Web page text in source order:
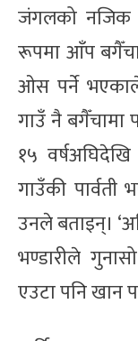
जंगलको नजिक
रूपमा आँप
ओस पर्ने
गाउँ नै
१५
गाउँकी
उनले बताइन्।
भण्डारीले
एउटा पनि खान